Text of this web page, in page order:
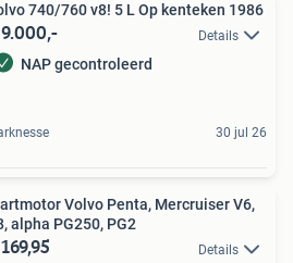
Volvo 740/760 v8! 5 L Op kenteken 1986
Details
NAP gecontroleerd
30 jul 26
Volvo Penta, Mercruiser V6,
alpha PG250, PG2
Details